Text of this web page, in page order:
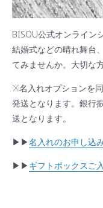
BISOU公式オンライン
結婚式などの晴れ舞台
てみませんか。大切な
※名入れオプションを
発送となります。銀行
送となります。
▶︎▶︎名入れのお申し込
▶︎▶︎ ギフトボックスご